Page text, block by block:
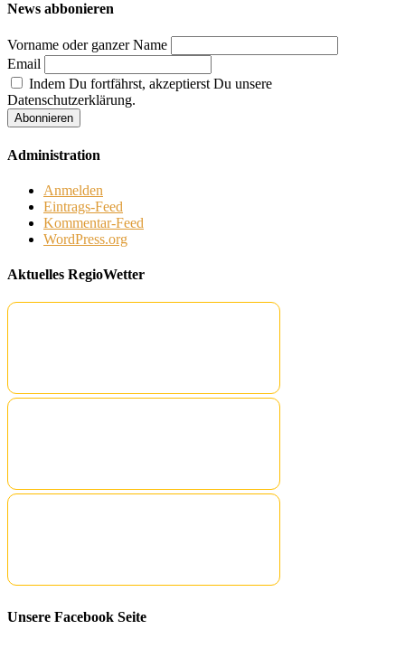
News abbonieren
Vorname oder ganzer Name
Email
Indem Du fortfährst, akzeptierst Du unsere
Datenschutzerklärung.
Administration
Anmelden
Eintrags-Feed
Kommentar-Feed
WordPress.org
Aktuelles RegioWetter
Unsere Facebook Seite